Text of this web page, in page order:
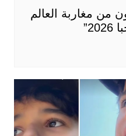
من 2,7 مليون من مغاربة العالم